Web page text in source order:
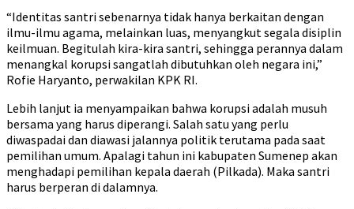
“Identitas santri sebenarnya tidak hanya berkaitan dengan
ilmu-ilmu agama, melainkan luas, menyangkut segala disiplin
keilmuan. Begitulah kira-kira santri, sehingga perannya dalam
menangkal korupsi sangatlah dibutuhkan oleh negara ini,”
Rofie Haryanto, perwakilan KPK RI.
Lebih lanjut ia menyampaikan bahwa korupsi adalah musuh
bersama yang harus diperangi. Salah satu yang perlu
diwaspadai dan diawasi jalannya politik terutama pada saat
pemilihan umum. Apalagi tahun ini kabupaten Sumenep akan
menghadapi pemilihan kepala daerah (Pilkada). Maka santri
harus berperan di dalamnya.